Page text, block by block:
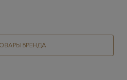
БРЕНДА